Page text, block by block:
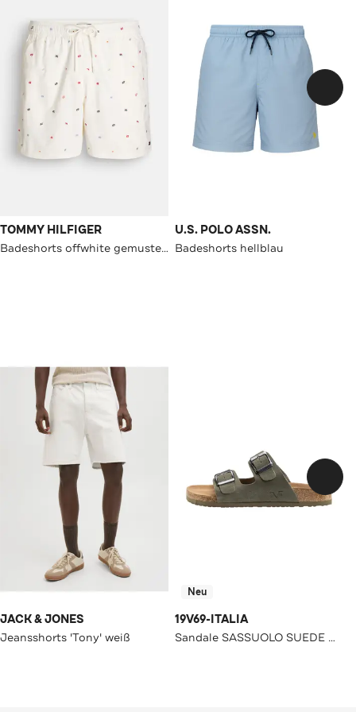
TOMMY HILFIGER
Badeshorts offwhite gemustert
U.S. POLO ASSN.
Badeshorts hellblau
JACK & JONES
Jeansshorts 'Tony' weiß
Neu
19V69-ITALIA
Sandale SASSUOLO SUEDE Military Green